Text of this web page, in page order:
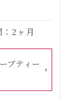
2ヶ月
ブティー